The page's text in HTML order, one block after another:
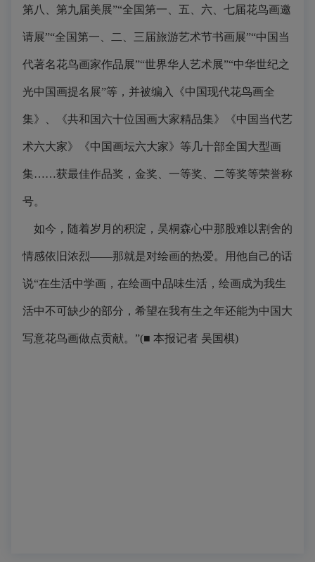
第八、第九届美展”“全国第一、五、六、七届花鸟画邀
请展”“全国第一、二、三届旅游艺术节书画展”“中国当
代著名花鸟画家作品展”“世界华人艺术展”“中华世纪之
光中国画提名展”等，并被编入《中国现代花鸟画全
集》、《共和国六十位国画大家精品集》《中国当代艺
术六大家》《中国画坛六大家》等几十部全国大型画
集……获最佳作品奖，金奖、一等奖、二等奖等荣誉称
号。
如今，随着岁月的积淀，吴桐森心中那股难以割舍的
情感依旧浓烈——那就是对绘画的热爱。用他自己的话
说“在生活中学画，在绘画中品味生活，绘画成为我生
活中不可缺少的部分，希望在我有生之年还能为中国大
写意花鸟画做点贡献。”(■ 本报记者 吴国棋)